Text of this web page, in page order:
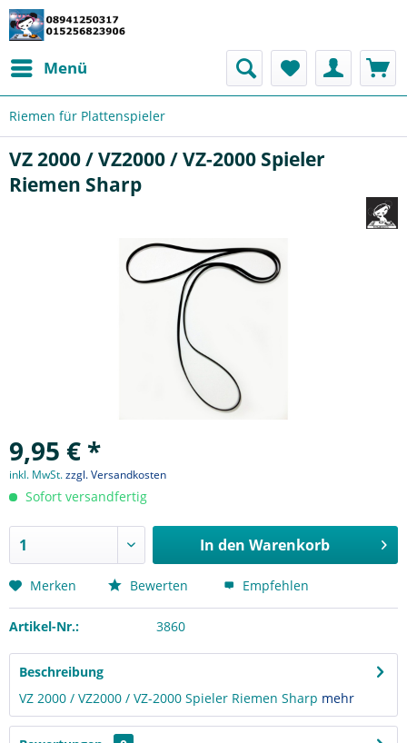
Menü
Riemen für Plattenspieler
VZ 2000 / VZ2000 / VZ-2000 Spieler
Riemen Sharp
9,95 € *
inkl. MwSt.zzgl. Versandkosten
Sofort versandfertig
In den Warenkorb
Merken Bewerten Empfehlen
Artikel-Nr.: 3860
Beschreibung
VZ 2000 / VZ2000 / VZ-2000 Spieler Riemen Sharp mehr